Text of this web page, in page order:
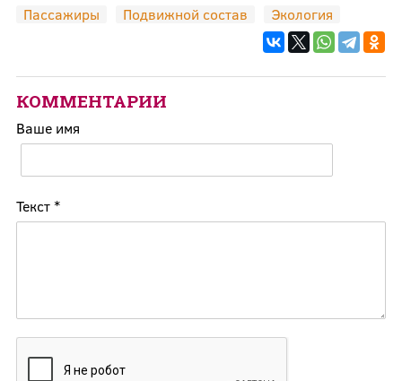
Пассажиры
Подвижной состав Экология
КОММЕНТАРИИ
Ваше имя
Текст *